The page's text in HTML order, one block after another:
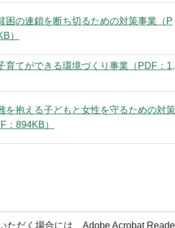
困の連鎖を断ち切るための対策事業（P
）
育てができる環境づくり事業（PDF：1,
を抱える子どもと女性を守るための対策
：894KB）
ただく場合には、Adobe Acrobat